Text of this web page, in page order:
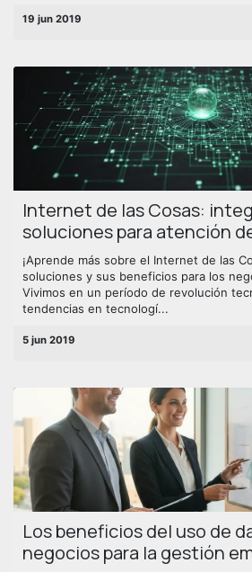
19 jun 2019
Internet de las Cosas:
soluciones para atención
¡Aprende más sobre el Internet de las
soluciones y sus beneficios para los
Vivimos en un período de revolución
tendencias en tecnologí...
5 jun 2019
Los beneficios del uso de
negocios para la gestión